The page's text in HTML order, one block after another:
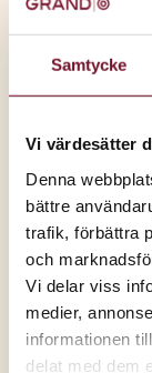
Samtycke
Vi värdesätter
Denna
bättre
trafik, förbättra
och
Vi delar viss
medier,
informationen
delat med dem
Alla
Black
Juldagen,
Annandag
Visa alla
Butiker